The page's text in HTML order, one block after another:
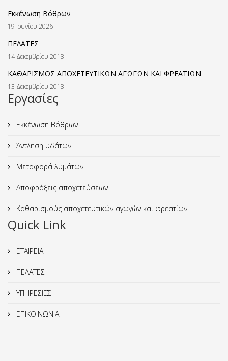
Εκκένωση Βόθρων
19 Ιουνίου 2026
ΠΕΛΑΤΕΣ
14 Δεκεμβρίου 2018
ΚΑΘΑΡΙΣΜΟΣ ΑΠΟΧΕΤΕΥΤΙΚΩΝ ΑΓΩΓΩΝ ΚΑΙ ΦΡΕΑΤΙΩΝ
13 Δεκεμβρίου 2018
Εργασίες
Εκκένωση Βόθρων
Άντληση υδάτων
Μεταφορά λυμάτων
Αποφράξεις αποχετεύσεων
Καθαρισμούς αποχετευτικών αγωγών και φρεατίων
Quick Link
ΕΤΑΙΡΕΙΑ
ΠΕΛΑΤΕΣ
ΥΠΗΡΕΣΙΕΣ
ΕΠΙΚΟΙΝΩΝΙΑ